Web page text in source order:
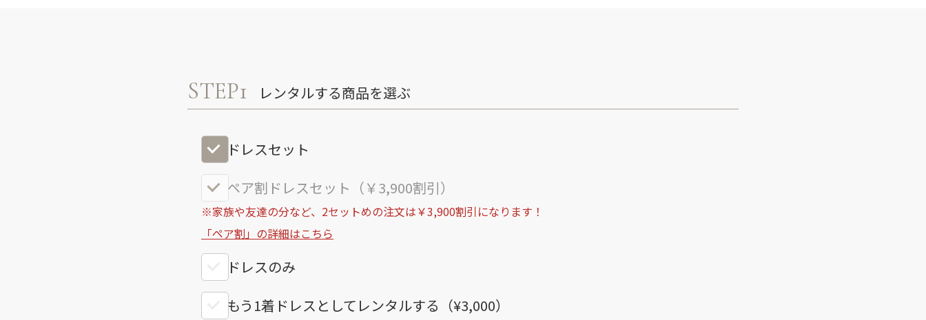
STEP1 レンタルする商品を選ぶ
ドレスセット
ペア割ドレスセット（￥3,900割引）
※家族や友達の分など、2セットめの注文は￥3,900割引になります！
「ペア割」の詳細はこちら
ドレスのみ
もう1着ドレスとしてレンタルする（¥3,000）